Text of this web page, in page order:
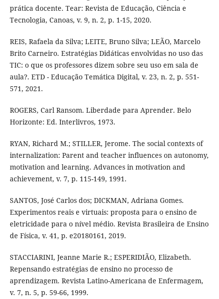
prática docente. Tear: Revista de Educação, Ciência e
Tecnologia, Canoas, v. 9, n. 2, p. 1-15, 2020.
REIS, Rafaela da Silva; LEITE, Bruno Silva; LEÃO, Marcelo
Brito Carneiro. Estratégias Didáticas envolvidas no uso das
TIC: o que os professores dizem sobre seu uso em sala de
aula?. ETD - Educação Temática Digital, v. 23, n. 2, p. 551-
571, 2021.
ROGERS, Carl Ransom. Liberdade para Aprender. Belo
Horizonte: Ed. Interlivros, 1973.
RYAN, Richard M.; STILLER, Jerome. The social contexts of
internalization: Parent and teacher influences on autonomy,
motivation and learning. Advances in motivation and
achievement, v. 7, p. 115-149, 1991.
SANTOS, José Carlos dos; DICKMAN, Adriana Gomes.
Experimentos reais e virtuais: proposta para o ensino de
eletricidade para o nível médio. Revista Brasileira de Ensino
de Física, v. 41, p. e20180161, 2019.
STACCIARINI, Jeanne Marie R.; ESPERIDIÃO, Elizabeth.
Repensando estratégias de ensino no processo de
aprendizagem. Revista Latino-Americana de Enfermagem,
v. 7, n. 5, p. 59-66, 1999.